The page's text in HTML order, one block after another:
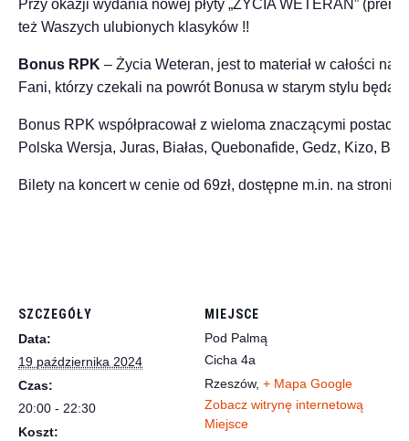
Przy okazji wydania nowej płyty „ŻYCIA WETERAN”
też Waszych ulubionych klasyków !!
Bonus RPK – Życia Weteran, jest to materiał w całości
Fani, którzy czekali na powrót Bonusa w starym stylu
Bonus RPK współpracował z wieloma znaczącymi
Polska Wersja, Juras, Białas, Quebonafide, Gedz, Kizo,
Bilety na koncert w cenie od 69zł, dostępne m.in. na stronie
SZCZEGÓŁY
Data:
19 października 2024
Czas:
20:00 - 22:30
Koszt:
MIEJSCE
Pod Palmą
Cicha 4a
Rzeszów, + Mapa Google
Zobacz witrynę internetową
Miejsce